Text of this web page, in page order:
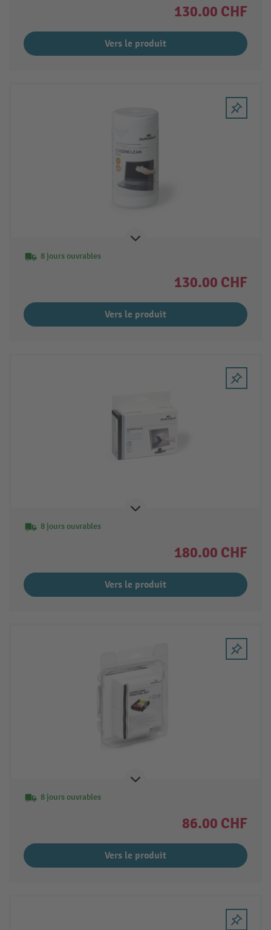
130.00 CHF
Vers le produit
8 jours ouvrables
130.00 CHF
Vers le produit
8 jours ouvrables
180.00 CHF
Vers le produit
8 jours ouvrables
86.00 CHF
Vers le produit